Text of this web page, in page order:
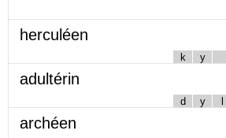
herculéen
k y
adultérin
d y l
archéen